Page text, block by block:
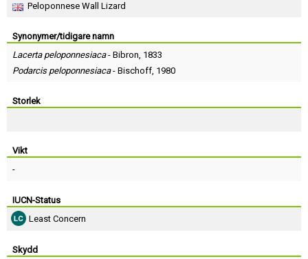
Peloponnese Wall Lizard
Synonymer/tidigare namn
Lacerta peloponnesiaca- Bibron, 1833
Podarcis peloponnesiaca- Bischoff, 1980
Storlek
Vikt
-
IUCN-Status
Least Concern
Skydd